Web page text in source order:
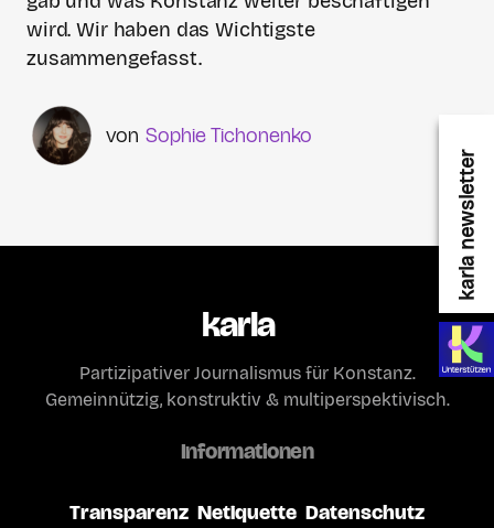
karla newsletter
wird. Wir haben das Wichtigste
zusammengefasst.
Sophie Tichonenko
karla
Partizipativer Journalismus für Konstanz.
Gemeinnützig, konstruktiv & multiperspektivisch.
Informationen
Transparenz Netiquette Datenschutz